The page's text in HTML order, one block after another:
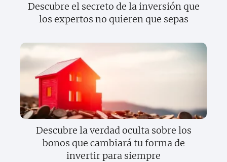
Descubre el secreto de la inversión que
los expertos no quieren que sepas
Descubre la verdad oculta sobre los
bonos que cambiará tu forma de
invertir para siempre